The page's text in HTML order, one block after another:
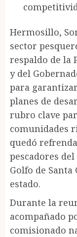
Hermosillo,
sector
respaldo de la
y del
para
planes de
rubro clave
comunidades
quedó
pescadores
Golfo de
estado.
Durante la
acompañado
comisionado